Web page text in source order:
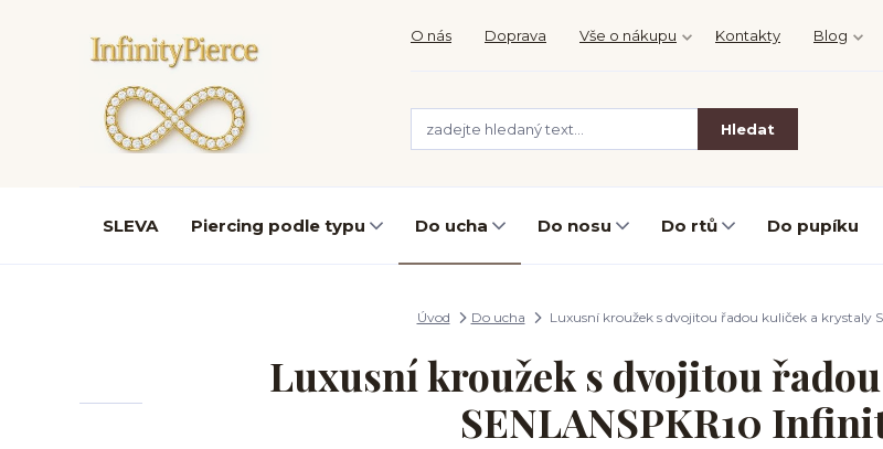
O nás Doprava Vše o nákupu Kontakty Blog
Hledat
SLEVA Piercing podle typu Do ucha Do nosu Do rtů Do pupíku
Úvod Do ucha Luxusní kroužek s dvojitou řadou kuliček a krystaly
Luxusní kroužek s dvojitou
SENLANSPKR10